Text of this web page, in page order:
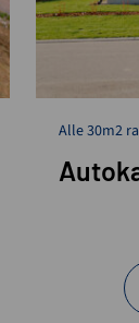
Alle 30m2